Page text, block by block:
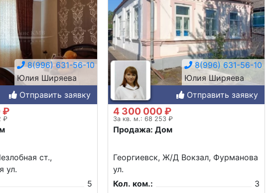
8(996) 631-56-10
Юлия Ширяева
Отправить заявку
₽
₽
ст.,
ул.
5
8(996) 631-56-10
Юлия Ширяева
Отправить заявку
4 300 000 ₽
За кв. м.: 68 253 ₽
Продажа: Дом
Георгиевск, Ж/Д Вокзал, Фурманова
ул.
Кол. ком.:
3